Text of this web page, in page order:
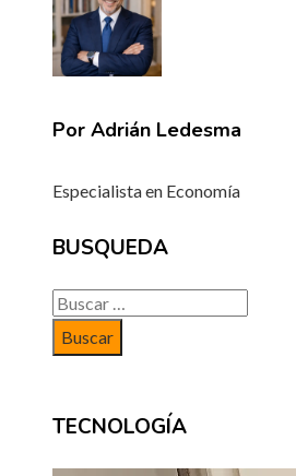
Por Adrián Ledesma
Especialista en Economía
BUSQUEDA
Buscar:
TECNOLOGÍA